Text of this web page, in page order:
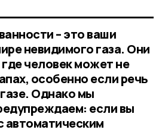
– это ваши
невидимого газа. Они
человек может не
особенно если речь
Однако мы
если вы
автоматическим